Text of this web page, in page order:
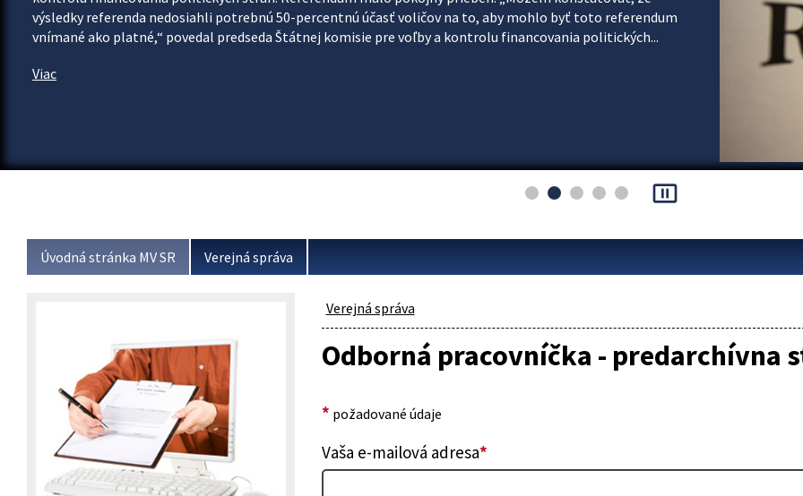
výsledky referenda nedosiahli potrebnú 50-percentnú účasť voličov na to, aby mohlo byť toto referendum
vnímané ako platné,“ povedal predseda Štátnej komisie pre voľby a kontrolu financovania politických...
Viac
pause_presentation
Úvodná stránka MV SR Verejná správa
Verejná správa
Odborná pracovníčka - predarchívna
* požadované údaje
Vaša e-mailová adresa*